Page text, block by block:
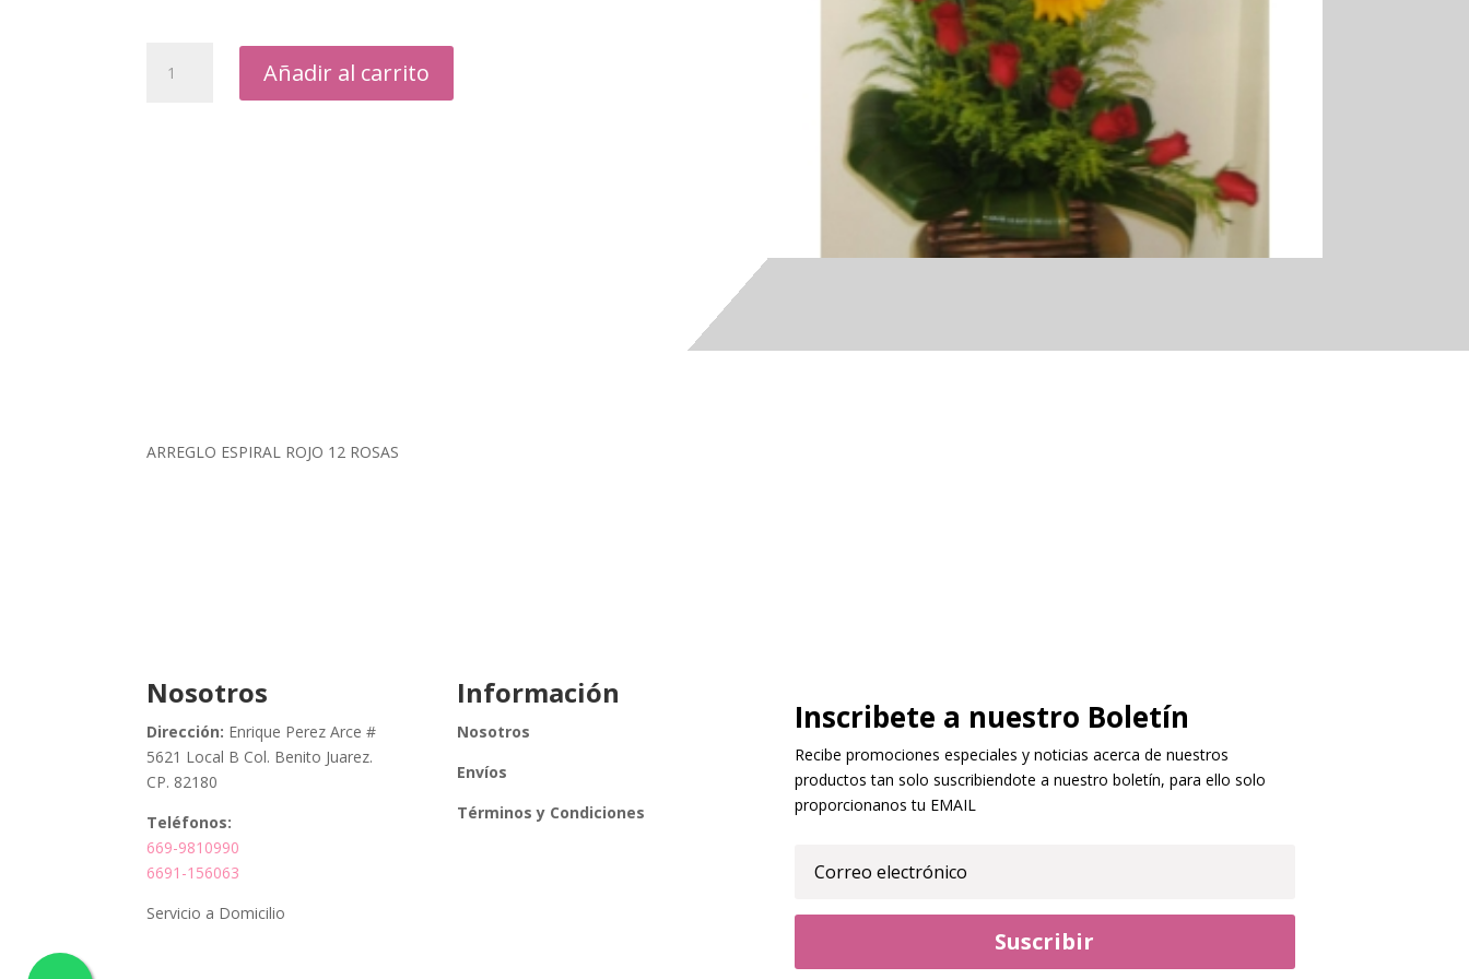
ESPIRAL
Añadir al carrito
ARREGLO ESPIRAL ROJO 12 ROSAS
Nosotros
Dirección: Enrique Perez Arce #
5621 Local B Col. Benito Juarez.
CP. 82180
Teléfonos:
669-9810990
6691-156063
Servicio a Domicilio
Información
Nosotros
Envíos
Términos y Condiciones
Inscribete a nuestro Boletín
Recibe promociones especiales y noticias acerca de nuestros
productos tan solo suscribiendote a nuestro boletín, para ello solo
proporcionanos tu EMAIL
Suscribir